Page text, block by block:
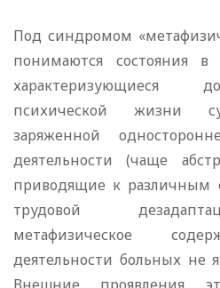
Под синдромом
понимаются состояния в
характеризующиеся
психической жизни
заряженной
деятельности (чаще
приводящие к различным
трудовой
метафизическое
деятельности больных не